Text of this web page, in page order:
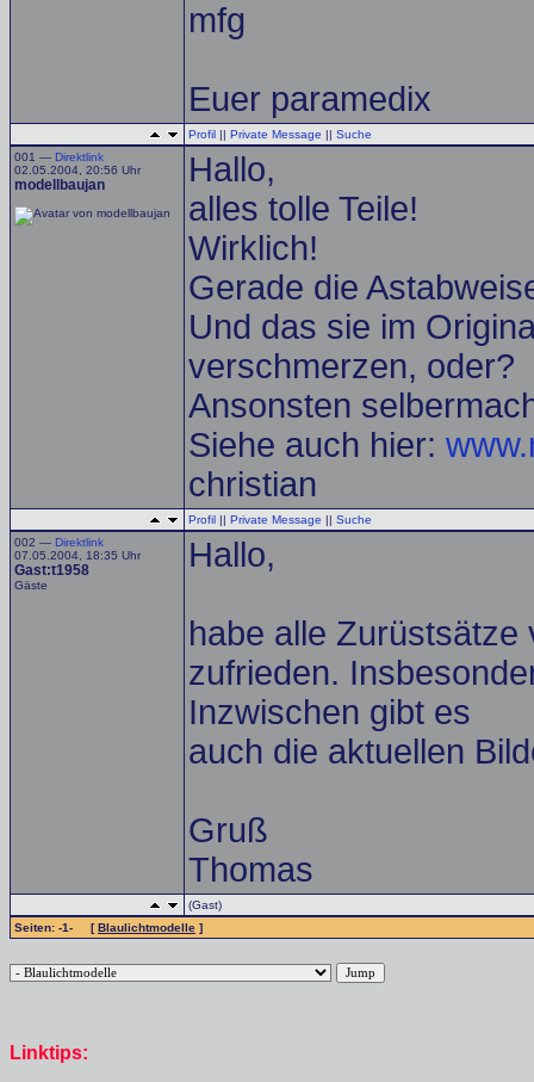
mfg
Euer paramedix
Profil || Private Message || Suche
001 — Direktlink
02.05.2004, 20:56 Uhr
modellbaujan
Hallo,
alles tolle Teile!
Wirklich!
Gerade die
Und das sie im
verschmerzen, oder?
Ansonsten
Siehe auch hier:
christian
Profil || Private Message || Suche
002 — Direktlink
07.05.2004, 18:35 Uhr
Gast:t1958
Gäste
Hallo,
habe alle
zufrieden.
Inzwischen gibt es
auch die aktuellen
Gruß
Thomas
(Gast)
Seiten: -1- [Blaulichtmodelle ]
Linktips: